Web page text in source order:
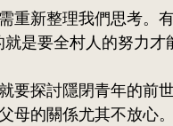
重新整理我們思考。
是要全村人的努力才
要探討隱閉青年的前
母的關係尤其不放心